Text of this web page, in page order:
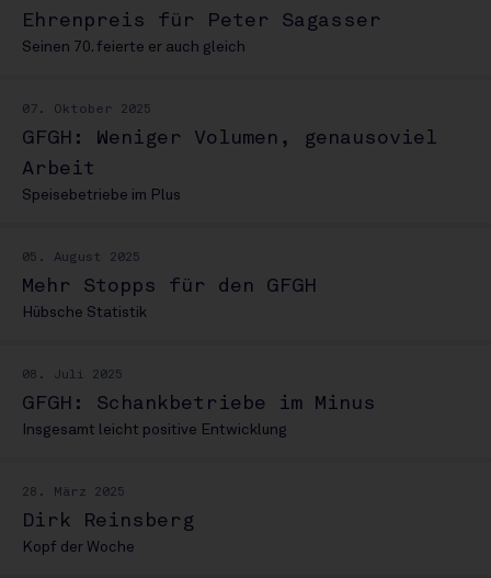
Ehrenpreis für Peter Sagasser
Seinen 70. feierte er auch gleich
07. Oktober 2025
GFGH: Weniger Volumen, genausoviel
Arbeit
Speisebetriebe im Plus
05. August 2025
Mehr Stopps für den GFGH
Hübsche Statistik
08. Juli 2025
GFGH: Schankbetriebe im Minus
Insgesamt leicht positive Entwicklung
28. März 2025
Dirk Reinsberg
Kopf der Woche